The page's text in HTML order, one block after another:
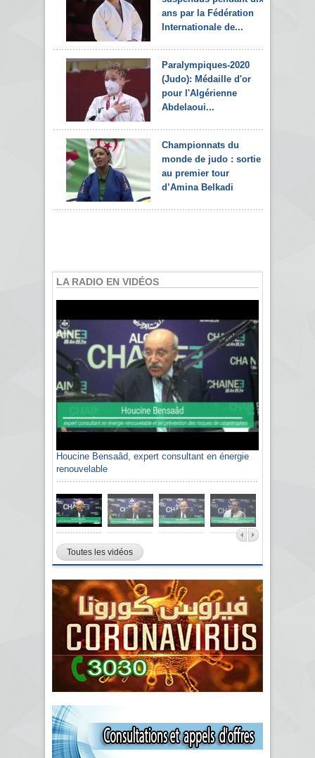
ans par la Fédération
Internationale de...
Paralympiques-2020
(Judo): Médaille d'or
pour l'Algérienne
Abdelaoui...
Championnats du
monde de judo : sortie
au premier tour
d’Amina Belkadi
LA RADIO EN VIDÉOS
Houcine Bensaâd, expert consultant en énergie
renouvelable
Toutes les vidéos